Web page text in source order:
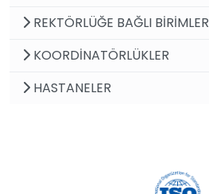
REKTÖRLÜĞE BAĞLI BİRİMLER
KOORDİNATÖRLÜKLER
HASTANELER